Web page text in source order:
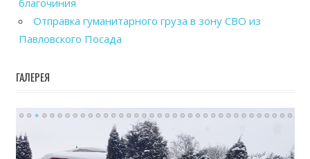
благочиния
Отправка гуманитарного груза в зону СВО из
Павловского Посада
ГАЛЕРЕЯ